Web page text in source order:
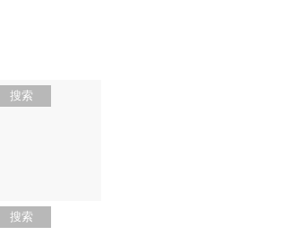
搜索
搜索